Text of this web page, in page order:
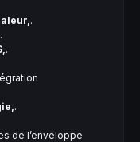
.
.
.
.
de l’enveloppe